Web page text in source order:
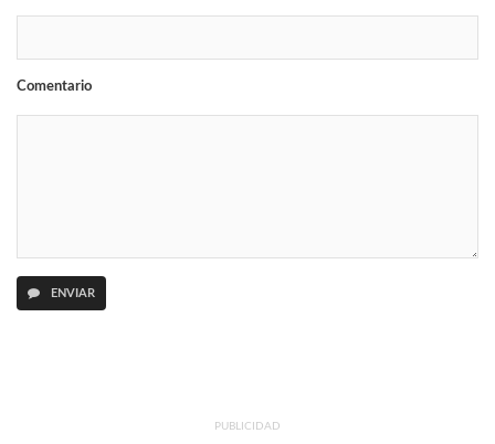
Comentario
ENVIAR
PUBLICIDAD